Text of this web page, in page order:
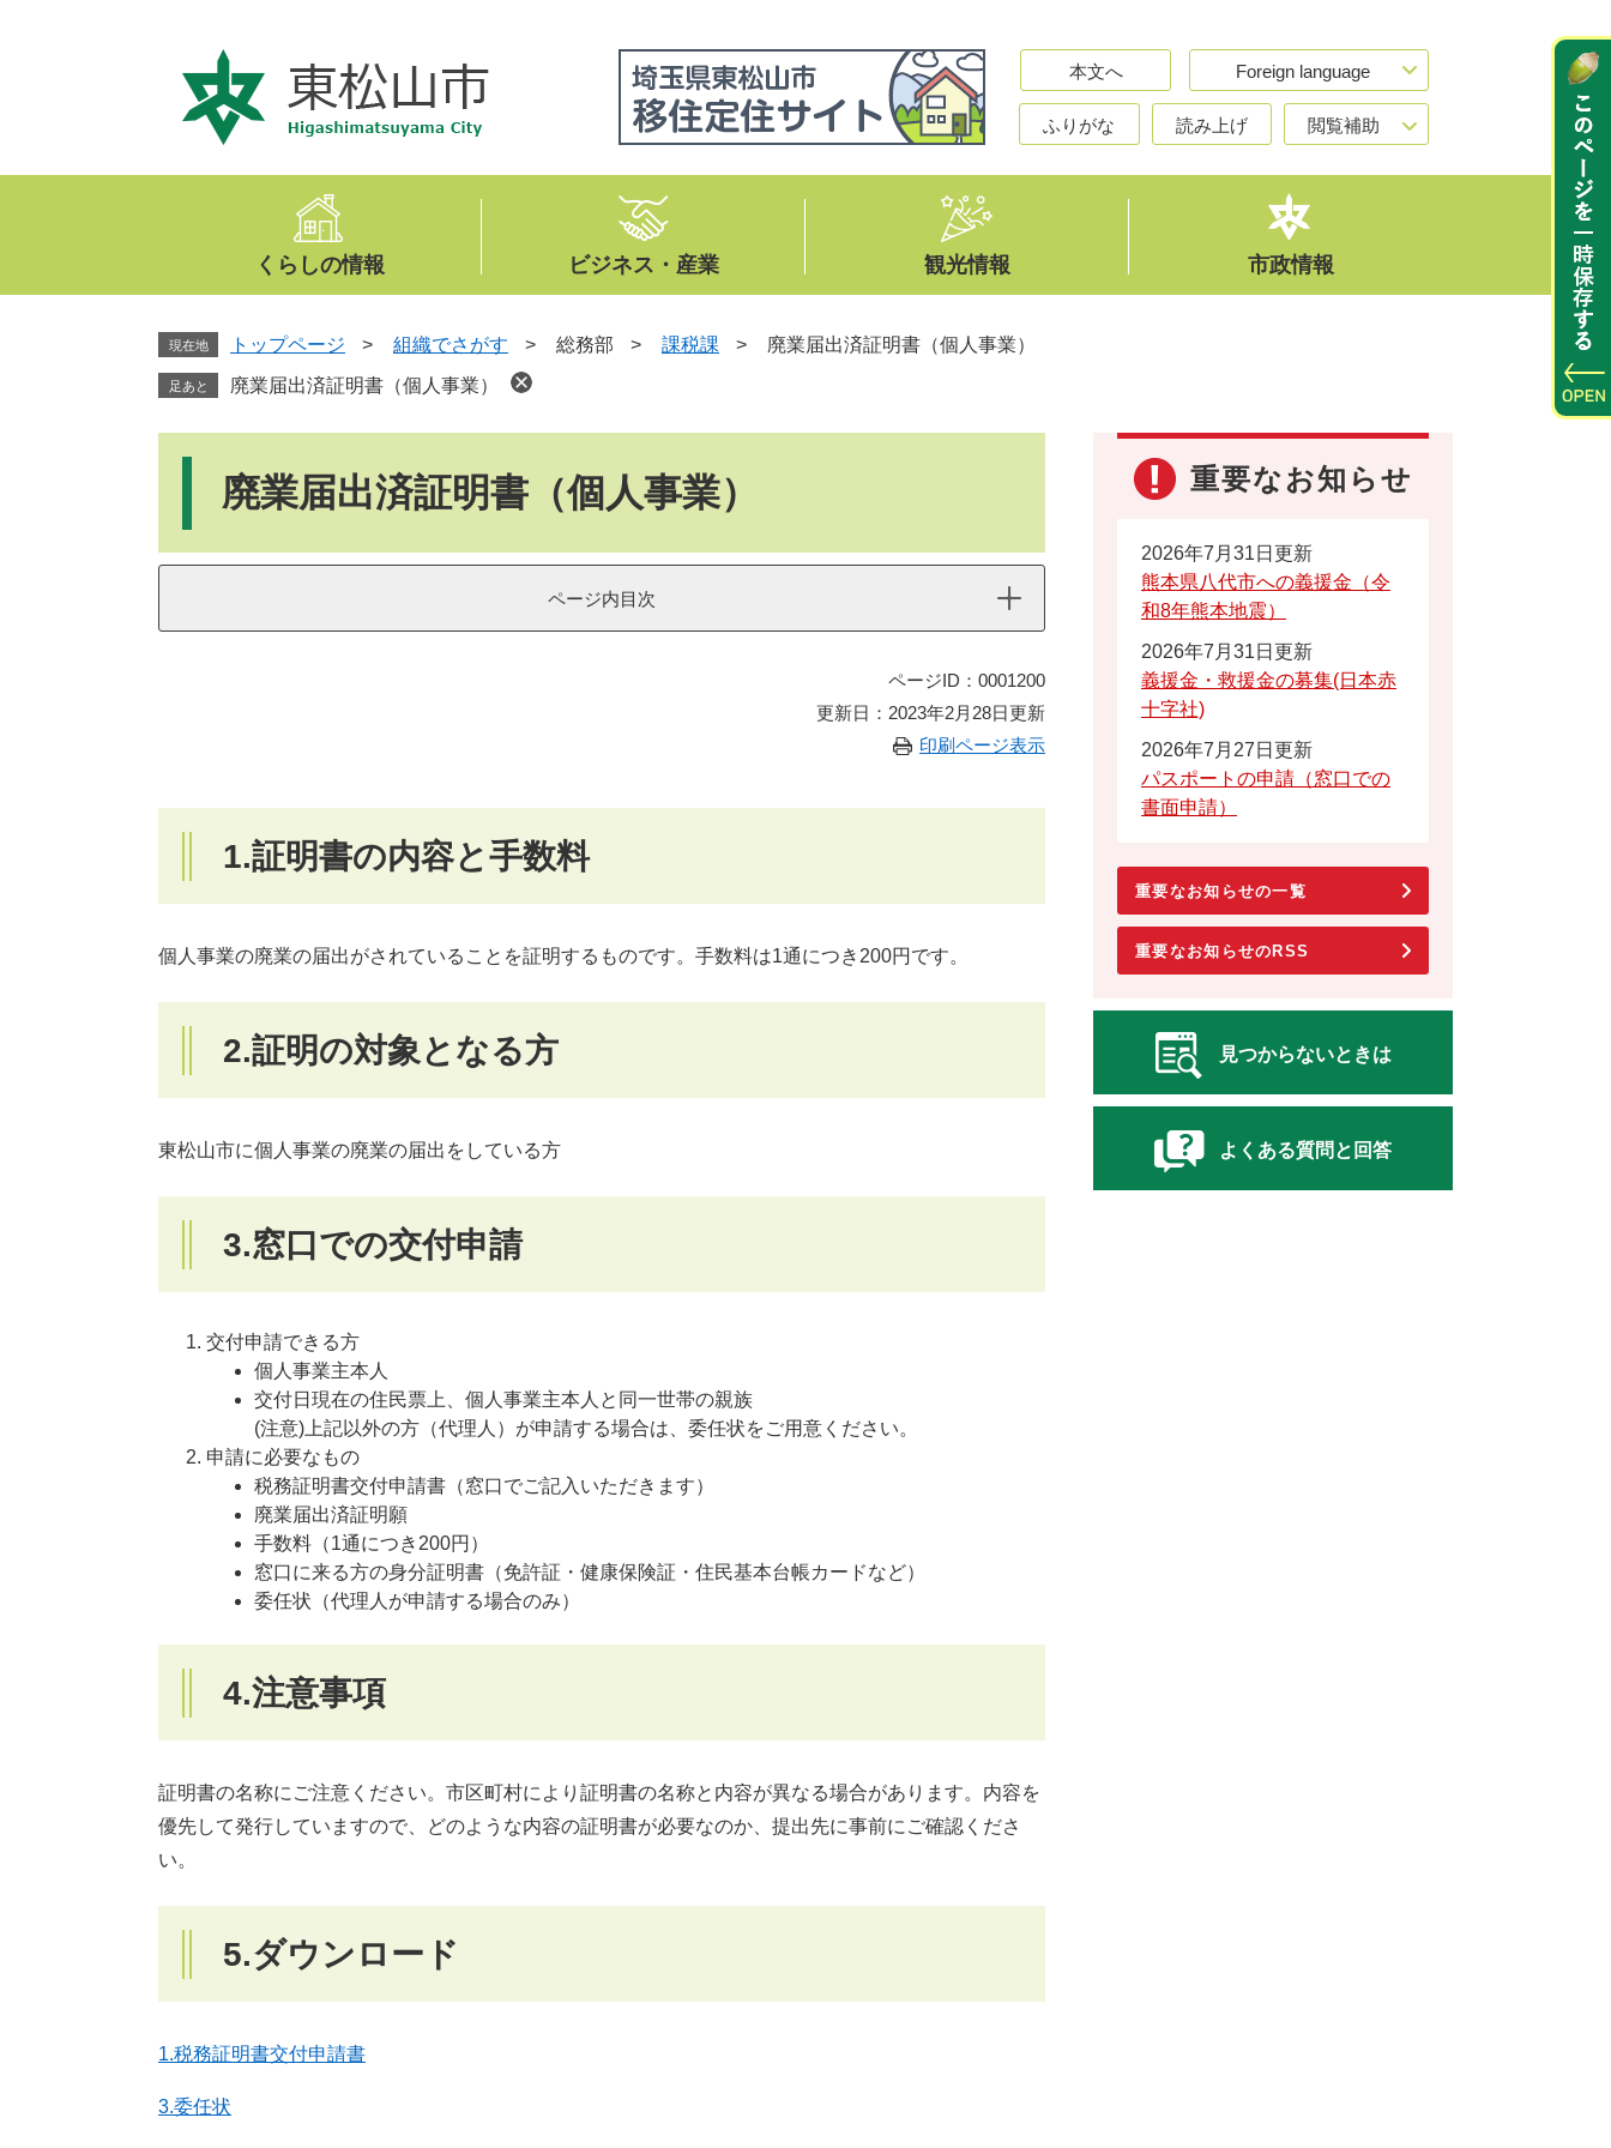
文
本文へ Foreign language
ふりがな 読み上げ 閲覧補助
くらしの情報 ビジネス・産業 観光情報 市政情報
現在地 トップページ > 組織でさがす > 総務部 > 課税課 > 廃業届出済証明書（個人事業）
足あと 廃業届出済証明書（個人事業）
廃業届出済証明書（個人事業）
ページ内目次
ページID：0001200
更新日：2023年2月28日更新
印刷ページ表示
1.証明書の内容と手数料
個人事業の廃業の届出がされていることを証明するものです。手数料は1通につき200円です。
2.証明の対象となる方
東松山市に個人事業の廃業の届出をしている方
3.窓口での交付申請
交付申請できる方
個人事業主本人
交付日現在の住民票上、個人事業主本人と同一世帯の親族
(注意)上記以外の方（代理人）が申請する場合は、委任状をご用意ください。
申請に必要なもの
税務証明書交付申請書（窓口でご記入いただきます）
廃業届出済証明願
手数料（1通につき200円）
窓口に来る方の身分証明書（免許証・健康保険証・住民基本台帳カードなど）
委任状（代理人が申請する場合のみ）
4.注意事項
証明書の名称にご注意ください。市区町村により証明書の名称と内容が異なる場合があります。内容を
優先して発行していますので、どのような内容の証明書が必要なのか、提出先に事前にご確認くださ
い。
5.ダウンロード
1.税務証明書交付申請書
3.委任状
重要なお知らせ
2026年7月31日更新
熊本県八代市への義援金（令
和8年熊本地震）
2026年7月31日更新
義援金・救援金の募集(日本赤
十字社)
2026年7月27日更新
パスポートの申請（窓口での
書面申請）
重要なお知らせの一覧
重要なお知らせのRSS
見つからないときは
よくある質問と回答